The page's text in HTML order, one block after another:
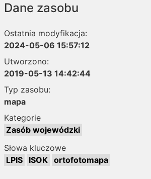
Dane zasobu
Ostatnia modyfikacja:
2024-05-06 15:57:12
Utworzono:
2019-05-13 14:42:44
Typ zasobu:
mapa
Kategorie
Zasób wojewódzki
Słowa kluczowe
LPIS
ISOK ortofotomapa